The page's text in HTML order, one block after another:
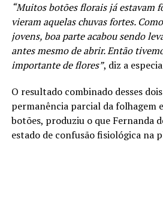
“Muitos botões florais já estavam
vieram aquelas chuvas fortes.
jovens, boa parte acabou sendo
antes mesmo de abrir. Então
importante de flores”, diz a
O resultado combinado desses
permanência parcial da folhagem
botões, produziu o que Fernanda
estado de confusão fisiológica na